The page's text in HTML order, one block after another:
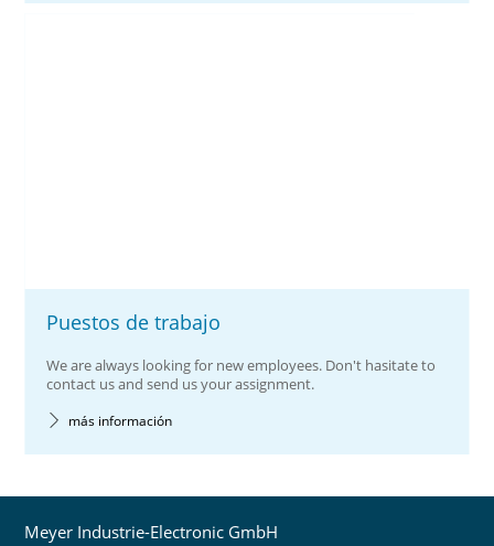
Puestos de trabajo
We are always looking for new employees. Don't hasitate to
contact us and send us your assignment.
más información
Meyer Industrie-Electronic GmbH